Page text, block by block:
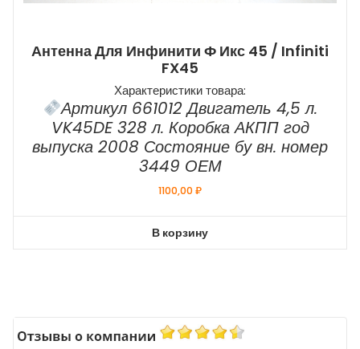
Антенна Для Инфинити Ф Икс 45 / Infiniti
FX45
Характеристики товара:
Артикул 661012 Двигатель 4,5 л.
VK45DE 328 л. Коробка АКПП год
выпуска 2008 Состояние бу вн. номер
3449 ОЕМ
1100,00₽
В корзину